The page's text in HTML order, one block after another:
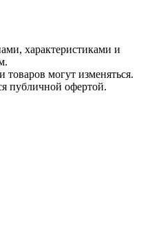
характеристиками и
могут изменяться.
публичной офертой.